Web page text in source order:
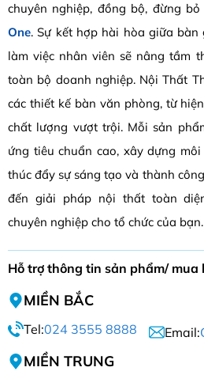
chuyên nghiệp, đồng bộ, đừng bỏ
One. Sự kết hợp hài hòa giữa
làm việc nhân viên sẽ nâng tầm
toàn bộ doanh nghiệp. Nội Thất
các thiết kế bàn văn phòng, từ
chất lượng vượt trội. Mỗi sản
ứng tiêu chuẩn cao, xây dựng
thúc đẩy sự sáng tạo và thành
đến giải pháp nội thất toàn
chuyên nghiệp cho tổ chức của bạn.
Hỗ trợ thông tin sản phẩm/ mua
MIỀN BẮC
Tel:024 3555 8888 Email:
MIỀN TRUNG